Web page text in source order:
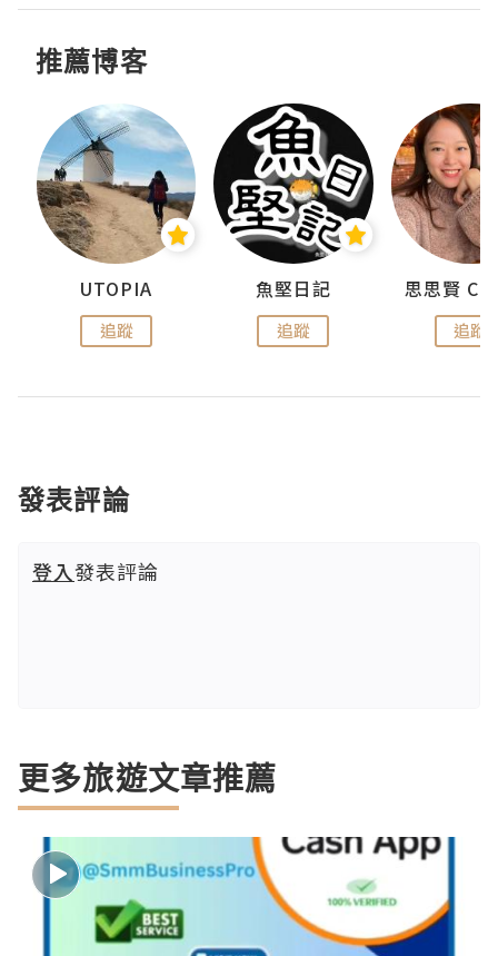
推薦博客
UTOPIA
追蹤
魚堅日記
追蹤 追蹤
發表評論
登入發表評論
更多旅遊文章推薦